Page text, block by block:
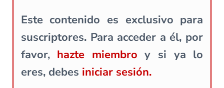
Este contenido es exclusivo para
suscriptores. Para acceder a él, por
favor, hazte miembro y si ya lo
eres, debes iniciar sesión.